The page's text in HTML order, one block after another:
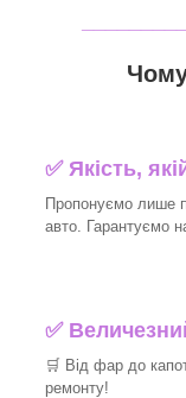
✅ Якість,
Пропонуємо лише
авто. Гарантуємо
✅
🛒 Від фар до
ремонту!